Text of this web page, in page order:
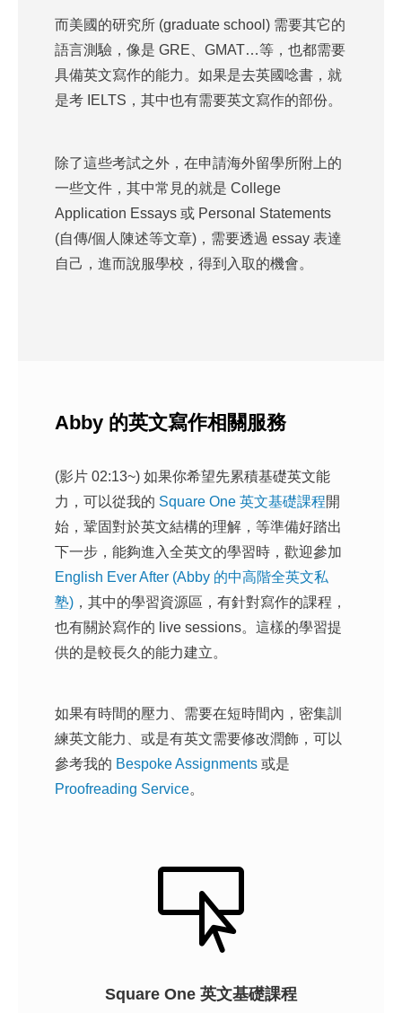
而美國的研究所 (graduate school) 需要其它的
語言測驗，像是 GRE、GMAT…等，也都需要
具備英文寫作的能力。如果是去英國唸書，就
是考 IELTS，其中也有需要英文寫作的部份。
除了這些考試之外，在申請海外留學所附上的
一些文件，其中常見的就是 College
Application Essays 或 Personal Statements
(自傳/個人陳述等文章)，需要透過 essay 表達
自己，進而說服學校，得到入取的機會。
Abby 的英文寫作相關服務
(影片 02:13~) 如果你希望先累積基礎英文能
力，可以從我的 Square One 英文基礎課程開
始，鞏固對於英文結構的理解，等準備好踏出
下一步，能夠進入全英文的學習時，歡迎參加
English Ever After (Abby 的中高階全英文私
塾)，其中的學習資源區，有針對寫作的課程，
也有關於寫作的 live sessions。這樣的學習提
供的是較長久的能力建立。
如果有時間的壓力、需要在短時間內，密集訓
練英文能力、或是有英文需要修改潤飾，可以
參考我的 Bespoke Assignments或是
Proofreading Service。

Square One 英文基礎課程